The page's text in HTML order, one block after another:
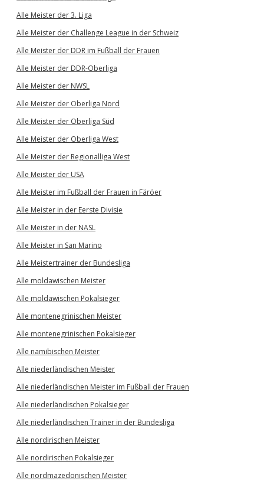
Alle Meister der 3. Liga
Alle Meister der Challenge League in der Schweiz
Alle Meister der DDR im Fußball der Frauen
Alle Meister der DDR-Oberliga
Alle Meister der NWSL
Alle Meister der Oberliga Nord
Alle Meister der Oberliga Süd
Alle Meister der Oberliga West
Alle Meister der Regionalliga West
Alle Meister der USA
Alle Meister im Fußball der Frauen in Färöer
Alle Meister in der Eerste Divisie
Alle Meister in der NASL
Alle Meister in San Marino
Alle Meistertrainer der Bundesliga
Alle moldawischen Meister
Alle moldawischen Pokalsieger
Alle montenegrinischen Meister
Alle montenegrinischen Pokalsieger
Alle namibischen Meister
Alle niederländischen Meister
Alle niederländischen Meister im Fußball der Frauen
Alle niederländischen Pokalsieger
Alle niederländischen Trainer in der Bundesliga
Alle nordirischen Meister
Alle nordirischen Pokalsieger
Alle nordmazedonischen Meister